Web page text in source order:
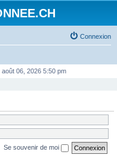
Connexion
06, 2026 5:50 pm
Se souvenir de moi